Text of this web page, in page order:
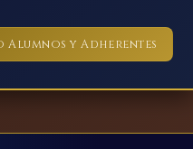
Alumnos y Adherentes